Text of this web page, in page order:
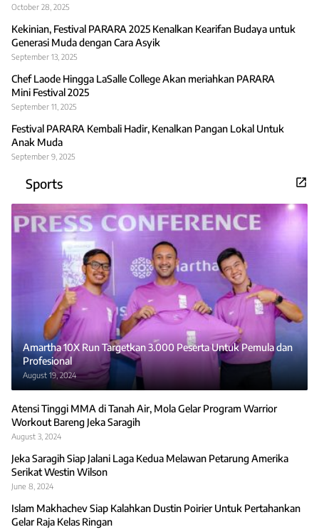
October 28, 2025
Kekinian, Festival PARARA 2025 Kenalkan Kearifan Budaya untuk
Generasi Muda dengan Cara Asyik
September 13, 2025
Chef Laode Hingga LaSalle College Akan meriahkan PARARA
Mini Festival 2025
September 11, 2025
Festival PARARA Kembali Hadir, Kenalkan Pangan Lokal Untuk
Anak Muda
September 9, 2025
Sports
Amartha 10X Run Targetkan 3.000 Peserta Untuk Pemula dan
Profesional
August 19, 2024
Atensi Tinggi MMA di Tanah Air, Mola Gelar Program Warrior
Workout Bareng Jeka Saragih
August 3, 2024
Jeka Saragih Siap Jalani Laga Kedua Melawan Petarung Amerika
Serikat Westin Wilson
June 8, 2024
Islam Makhachev Siap Kalahkan Dustin Poirier Untuk Pertahankan
Gelar Raja Kelas Ringan